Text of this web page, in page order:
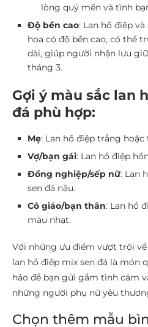
lòng quý mến và tình
Độ bền cao: Lan hồ điệp
hoa có độ bền cao, có thể
dài, giúp người nhận lưu
tháng 3.
Gợi ý màu sắc lan
đá phù hợp:
Mẹ: Lan hồ điệp trắng hoặc
Vợ/bạn gái: Lan hồ điệp
Đồng nghiệp/sếp nữ: Lan
sen đá nâu.
Cô giáo/bạn thân: Lan hồ
màu nhạt.
Với những ưu điểm vượt trội về
lan hồ điệp mix sen đá là món
hảo để bạn gửi gắm tình cảm
những người phụ nữ yêu
Chọn thêm mẫu